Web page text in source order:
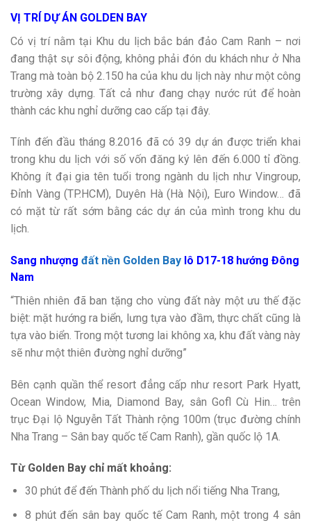
VỊ TRÍ DỰ ÁN GOLDEN BAY
Có vị trí nằm tại Khu du lịch bắc bán đảo Cam Ranh – nơi
đang thật sự sôi động, không phải đón du khách như ở Nha
Trang mà toàn bộ 2.150 ha của khu du lịch này như một công
trường xây dựng. Tất cả như đang chạy nước rút để hoàn
thành các khu nghỉ dưỡng cao cấp tại đây.
Tính đến đầu tháng 8.2016 đã có 39 dự án được triển khai
trong khu du lịch với số vốn đăng ký lên đến 6.000 tỉ đồng.
Không ít đại gia tên tuổi trong ngành du lịch như Vingroup,
Đỉnh Vàng (TP.HCM), Duyên Hà (Hà Nội), Euro Window… đã
có mặt từ rất sớm bằng các dự án của mình trong khu du
lịch.
Sang nhượng đất nền Golden Bay lô D17-18 hướng Đông
Nam
“Thiên nhiên đã ban tặng cho vùng đất này một ưu thế đặc
biệt: mặt hướng ra biển, lưng tựa vào đầm, thực chất cũng là
tựa vào biển. Trong một tương lai không xa, khu đất vàng này
sẽ như một thiên đường nghỉ dưỡng”
Bên cạnh quần thể resort đẳng cấp như resort Park Hyatt,
Ocean Window, Mia, Diamond Bay, sân Gofl Cù Hin… trên
trục Đại lộ Nguyễn Tất Thành rộng 100m (trục đường chính
Nha Trang – Sân bay quốc tế Cam Ranh), gần quốc lộ 1A.
Từ Golden Bay chỉ mất khoảng:
30 phút để đến Thành phố du lịch nổi tiếng Nha Trang,
8 phút đến sân bay quốc tế Cam Ranh, một trong 4 sân